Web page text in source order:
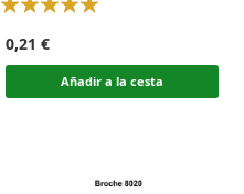
0,21 €
Añadir a la cesta